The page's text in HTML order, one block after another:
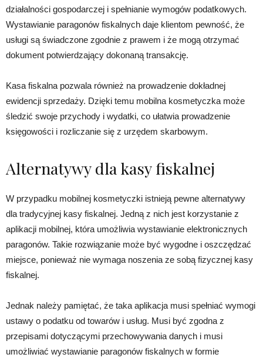
działalności gospodarczej i spełnianie wymogów podatkowych.
Wystawianie paragonów fiskalnych daje klientom pewność, że
usługi są świadczone zgodnie z prawem i że mogą otrzymać
dokument potwierdzający dokonaną transakcję.
Kasa fiskalna pozwala również na prowadzenie dokładnej
ewidencji sprzedaży. Dzięki temu mobilna kosmetyczka może
śledzić swoje przychody i wydatki, co ułatwia prowadzenie
księgowości i rozliczanie się z urzędem skarbowym.
Alternatywy dla kasy fiskalnej
W przypadku mobilnej kosmetyczki istnieją pewne alternatywy
dla tradycyjnej kasy fiskalnej. Jedną z nich jest korzystanie z
aplikacji mobilnej, która umożliwia wystawianie elektronicznych
paragonów. Takie rozwiązanie może być wygodne i oszczędzać
miejsce, ponieważ nie wymaga noszenia ze sobą fizycznej kasy
fiskalnej.
Jednak należy pamiętać, że taka aplikacja musi spełniać wymogi
ustawy o podatku od towarów i usług. Musi być zgodna z
przepisami dotyczącymi przechowywania danych i musi
umożliwiać wystawianie paragonów fiskalnych w formie